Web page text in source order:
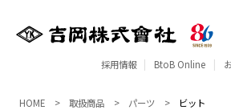
採用情報 BtoB Online
HOME 取扱商品 パーツ ビット